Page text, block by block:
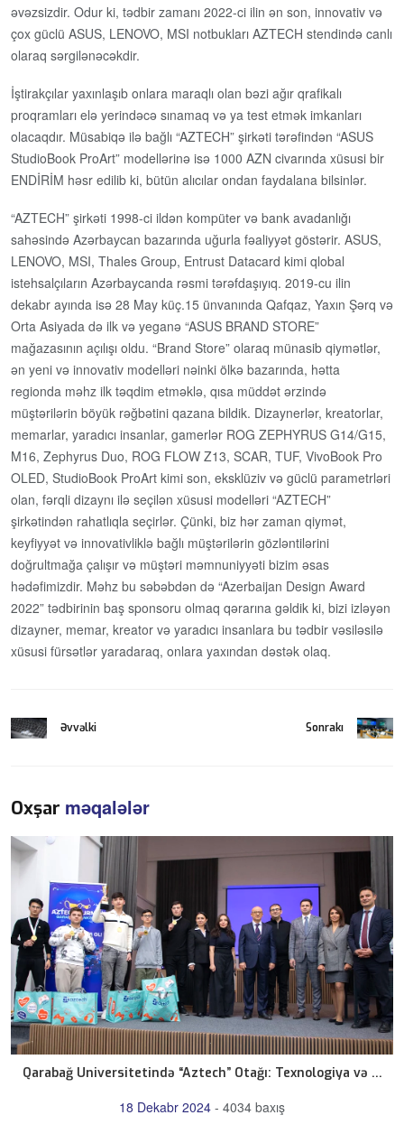
əvəzsizdir. Odur ki, tədbir zamanı 2022-ci ilin ən son, innovativ və
çox güclü ASUS, LENOVO, MSI notbukları AZTECH stendində canlı
olaraq sərgilənəcəkdir.
İştirakçılar yaxınlaşıb onlara maraqlı olan bəzi ağır qrafikalı
proqramları elə yerindəcə sınamaq və ya test etmək imkanları
olacaqdır. Müsabiqə ilə bağlı “AZTECH” şirkəti tərəfindən “ASUS
StudioBook ProArt” modellərinə isə 1000 AZN civarında xüsusi bir
ENDİRİM həsr edilib ki, bütün alıcılar ondan faydalana bilsinlər.
“AZTECH” şirkəti 1998-ci ildən kompüter və bank avadanlığı
sahəsində Azərbaycan bazarında uğurla fəaliyyət göstərir. ASUS,
LENOVO, MSI, Thales Group, Entrust Datacard kimi qlobal
istehsalçıların Azərbaycanda rəsmi tərəfdaşıyıq. 2019-cu ilin
dekabr ayında isə 28 May küç.15 ünvanında Qafqaz, Yaxın Şərq və
Orta Asiyada də ilk və yeganə “ASUS BRAND STORE”
mağazasının açılışı oldu. “Brand Store” olaraq münasib qiymətlər,
ən yeni və innovativ modelləri nəinki ölkə bazarında, hətta
regionda məhz ilk təqdim etməklə, qısa müddət ərzində
müştərilərin böyük rəğbətini qazana bildik. Dizaynerlər, kreatorlar,
memarlar, yaradıcı insanlar, gamerlər ROG ZEPHYRUS G14/G15,
M16, Zephyrus Duo, ROG FLOW Z13, SCAR, TUF, VivoBook Pro
OLED, StudioBook ProArt kimi son, eksklüziv və güclü parametrləri
olan, fərqli dizaynı ilə seçilən xüsusi modelləri “AZTECH”
şirkətindən rahatlıqla seçirlər. Çünki, biz hər zaman qiymət,
keyfiyyət və innovativliklə bağlı müştərilərin gözləntilərini
doğrultmağa çalışır və müştəri məmnuniyyəti bizim əsas
hədəfimizdir. Məhz bu səbəbdən də “Azerbaijan Design Award
2022” tədbirinin baş sponsoru olmaq qərarına gəldik ki, bizi izləyən
dizayner, memar, kreator və yaradıcı insanlara bu tədbir vəsiləsilə
xüsusi fürsətlər yaradaraq, onlara yaxından dəstək olaq.
Əvvəlki Sonrakı
Oxşar məqalələr
Qarabağ Universitetində “Aztech” Otağı: Texnologiya və ...
18 Dekabr 2024 - 4034 baxış